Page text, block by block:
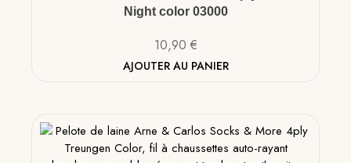
Night color 03000
10,90 €
AJOUTER AU PANIER